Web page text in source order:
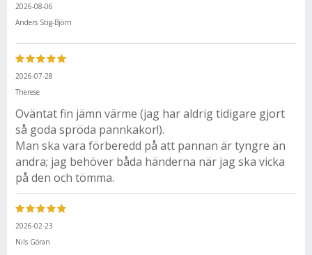
2026-08-06
Anders Stig-Björn
2026-07-28
Therese
Oväntat fin jämn värme (jag har aldrig tidigare gjort
så goda spröda pannkakor!).
Man ska vara förberedd på att pannan är tyngre än
andra; jag behöver båda händerna när jag ska vicka
på den och tömma.
2026-02-23
Nils Göran